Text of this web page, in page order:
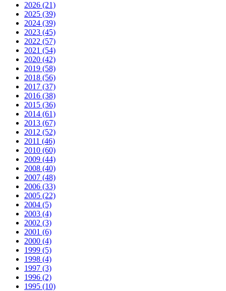
2026 (21)
2025 (39)
2024 (39)
2023 (45)
2022 (57)
2021 (54)
2020 (42)
2019 (58)
2018 (56)
2017 (37)
2016 (38)
2015 (36)
2014 (61)
2013 (67)
2012 (52)
2011 (46)
2010 (60)
2009 (44)
2008 (40)
2007 (48)
2006 (33)
2005 (22)
2004 (5)
2003 (4)
2002 (3)
2001 (6)
2000 (4)
1999 (5)
1998 (4)
1997 (3)
1996 (2)
1995 (10)